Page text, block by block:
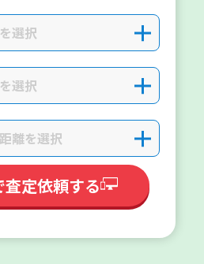
選択 ＋
選択 ＋
離を選択 ＋
定依頼する